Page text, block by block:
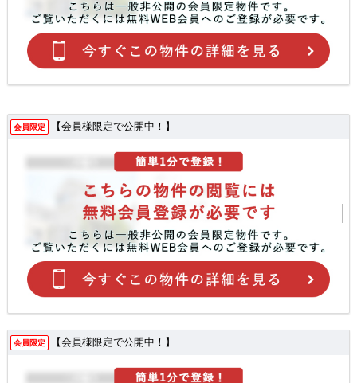
会員限定 【会員様限定で公開中！】
会員限定 【会員様限定で公開中！】